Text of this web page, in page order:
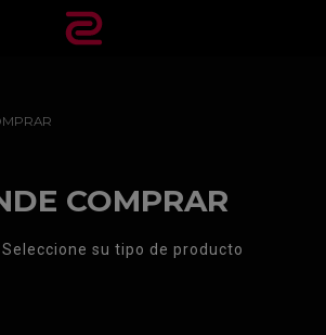
COMPRAR
Seleccione su tipo de producto